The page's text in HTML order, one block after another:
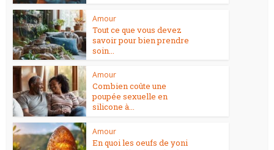
Amour
Tout ce que vous devez
savoir pour bien prendre
soin...
Amour
Combien coûte une
poupée sexuelle en
silicone à...
Amour
En quoi les oeufs de yoni